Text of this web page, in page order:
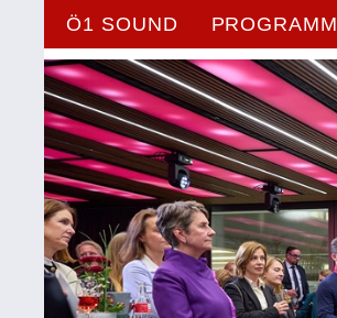
Ö1 SOUND PROGRAMM